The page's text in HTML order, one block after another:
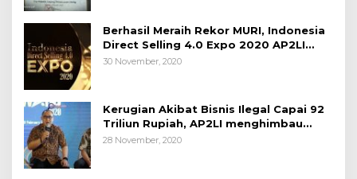
Berhasil Meraih Rekor MURI, Indonesia
Direct Selling 4.0 Expo 2020 AP2LI
berakhir sangat memuaskan
30 November, 2020
Kerugian Akibat Bisnis Ilegal Capai 92
Triliun Rupiah, AP2LI menghimbau
masyarakat Waspada.
28 November, 2020